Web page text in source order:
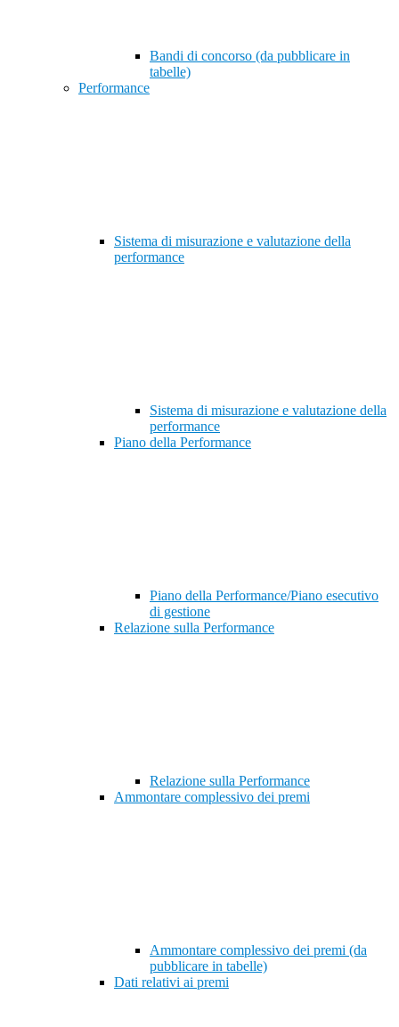
Bandi di concorso (da pubblicare in
tabelle)
Performance
Sistema di misurazione e valutazione della
performance
Sistema di misurazione e valutazione della
performance
Piano della Performance
Piano della Performance/Piano esecutivo
di gestione
Relazione sulla Performance
Relazione sulla Performance
Ammontare complessivo dei premi
Ammontare complessivo dei premi (da
pubblicare in tabelle)
Dati relativi ai premi